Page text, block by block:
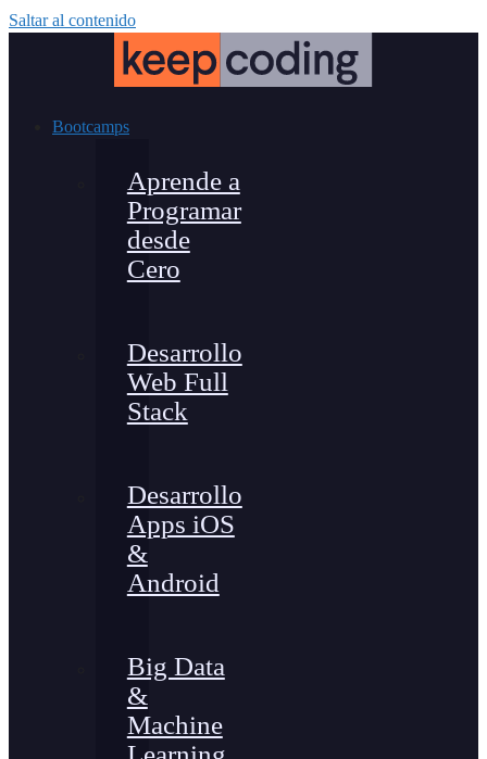
Saltar al contenido
Bootcamps
Aprende a
Programar
desde
Cero
Desarrollo
Web Full
Stack
Desarrollo
Apps iOS
&
Android
Big Data
&
Machine